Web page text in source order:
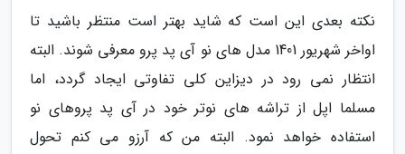
نکته بعدی این است که شاید بهتر است منتظر باشید تا
اواخر شهریور 1401 مدل های نو آی پد پرو معرفی شوند. البته
انتظار نمی رود در دیزاین کلی تفاوتی ایجاد گردد، اما
مسلما اپل از تراشه های نوتر خود در آی پد پروهای نو
استفاده خواهد نمود. البته من که آرزو می کنم تحول